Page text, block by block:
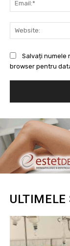
Salvați numele
browser pentru
ULTIMELE